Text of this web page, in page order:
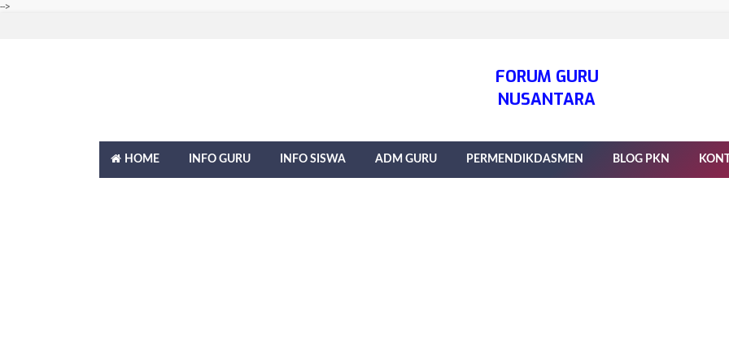
-->
FORUM GURU
NUSANTARA
HOME INFO GURU INFO SISWA ADM GURU PERMENDIKDASMEN BLOG PKN